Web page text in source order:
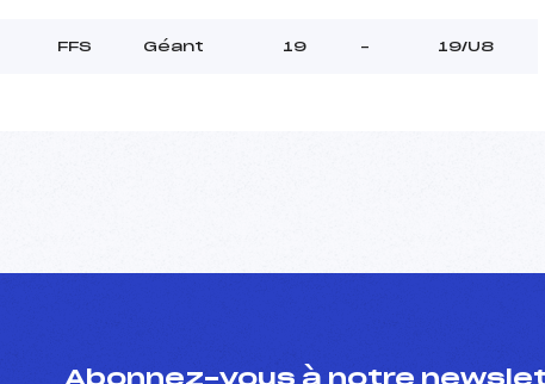
FFS Géant 19 – 19/U8
Abonnez-vous à notre